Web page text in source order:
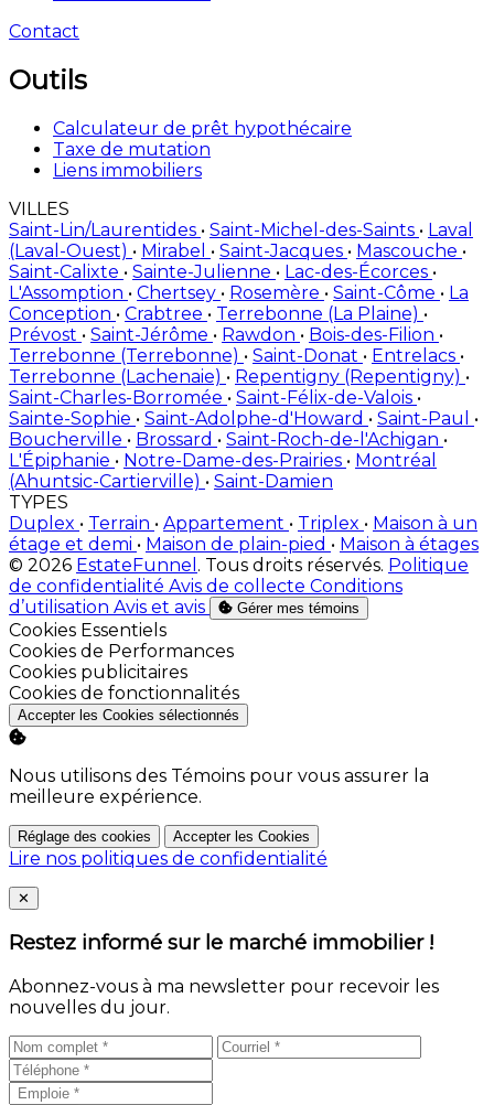
Contact
Outils
Calculateur de prêt hypothécaire
Taxe de mutation
Liens immobiliers
VILLES
Saint-Lin/Laurentides • Saint-Michel-des-Saints • Laval
(Laval-Ouest) • Mirabel • Saint-Jacques • Mascouche •
Saint-Calixte • Sainte-Julienne • Lac-des-Écorces •
L'Assomption • Chertsey • Rosemère • Saint-Côme • La
Conception • Crabtree • Terrebonne (La Plaine) •
Prévost • Saint-Jérôme • Rawdon • Bois-des-Filion •
Terrebonne (Terrebonne) • Saint-Donat • Entrelacs •
Terrebonne (Lachenaie) • Repentigny (Repentigny) •
Saint-Charles-Borromée • Saint-Félix-de-Valois •
Sainte-Sophie • Saint-Adolphe-d'Howard • Saint-Paul •
Boucherville • Brossard • Saint-Roch-de-l'Achigan •
L'Épiphanie • Notre-Dame-des-Prairies • Montréal
(Ahuntsic-Cartierville) • Saint-Damien
TYPES
Duplex • Terrain • Appartement • Triplex • Maison à un
étage et demi • Maison de plain-pied • Maison à étages
© 2026 EstateFunnel . Tous droits réservés. Politique
de confidentialité Avis de collecte Conditions
d’utilisation Avis et avis Gérer mes témoins
Activer
Cookies Essentiels
Activer
Cookies de Performances
Activer
Cookies publicitaires
Activer
Cookies de fonctionnalités
Accepter les Cookies sélectionnés
Nous utilisons des Témoins pour vous assurer la
meilleure expérience.
Réglage des cookies Accepter les Cookies
Lire nos politiques de confidentialité
Close
✕
Restez informé sur le marché immobilier !
Abonnez-vous à ma newsletter pour recevoir les
nouvelles du jour.